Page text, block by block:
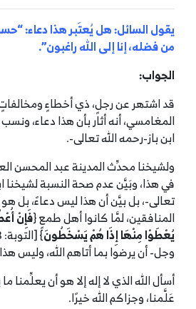
يقول السائل: هل يُعتَبر هذا دعاء:
من فضله، إنا إلى الله راغبون”.
الجواب:
قد اشتهر عن رجلٍ، ذي أخطاءٍ
المغامسي، أنه أثار بأن هذا دعاء،
ابن باز-رحمه الله تعالى-.
ولشيخنا محدِّث المدينة عبد المحسن
في هذا، وبَيَّن عدم صحة النسبة لشيخنا
تعالى-، بل بيَّن أن هذا ليس دعاءً، بل هو
المنافقين، لمَّا كانوا أهل طمعٍ {فَإِنْ
يُعْطَوْا مِنْهَا إِذَا هُمْ يَسْخَطُونَ
وجل- أن يرضوا بما أتاهم الله، وليس
أسأل الله الذي لا إله إلا هو أن يعلِّمنا
عَلَّمنا، وجزاكم الله خيرًا.